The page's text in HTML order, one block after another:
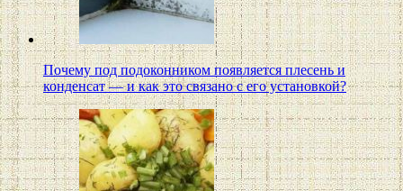
Почему под подоконником появляется плесень и
конденсат — и как это связано с его установкой?